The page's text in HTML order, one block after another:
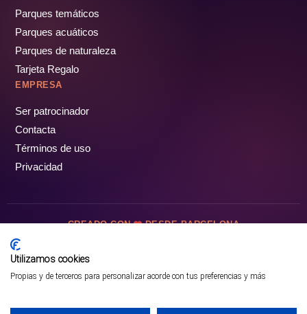
Parques temáticos
Parques acuáticos
Parques de naturaleza
Tarjeta Regalo
EMPRESA
Ser patrocinador
Contacta
Términos de uso
Privacidad
CREADO CON DESDE BARCELONA
Utilizamos cookies
Propias y de terceros para personalizar acorde con tus preferencias y más